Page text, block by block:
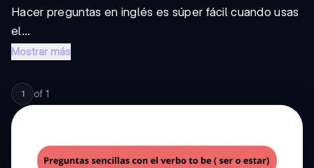
Hacer preguntas en inglés es súper fácil cuando usas
el...
Mostrar más
1 of 1